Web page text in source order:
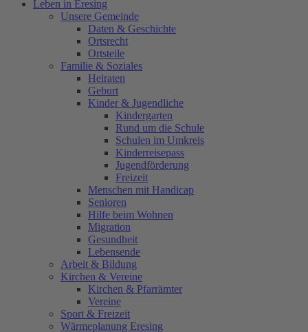
Leben in Eresing
Unsere Gemeinde
Daten & Geschichte
Ortsrecht
Ortsteile
Familie & Soziales
Heiraten
Geburt
Kinder & Jugendliche
Kindergarten
Rund um die Schule
Schulen im Umkreis
Kinderreisepass
Jugendförderung
Freizeit
Menschen mit Handicap
Senioren
Hilfe beim Wohnen
Migration
Gesundheit
Lebensende
Arbeit & Bildung
Kirchen & Vereine
Kirchen & Pfarrämter
Vereine
Sport & Freizeit
Wärmeplanung Eresing